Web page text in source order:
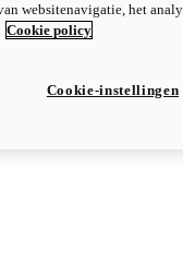
websitenavigatie, het
Cookie policy
Cookie-instellingen